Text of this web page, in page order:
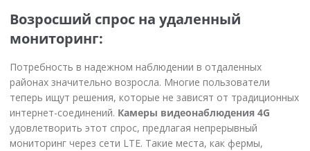
Возросший спрос на удаленный
мониторинг:
Потребность в надежном наблюдении в отдаленных
районах значительно возросла. Многие пользователи
теперь ищут решения, которые не зависят от традиционных
интернет-соединений. Камеры видеонаблюдения 4G
удовлетворить этот спрос, предлагая непрерывный
мониторинг через сети LTE. Такие места, как фермы,